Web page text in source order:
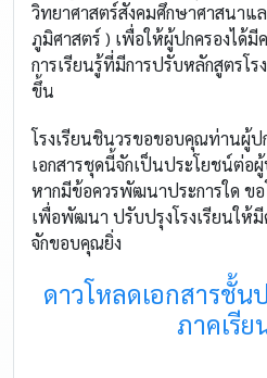
วิทยาศาสตร์สังคมศึกษาศาสนาแ
ภูมิศาสตร์ ) เพื่อให้ผู้ปกครองได้มี
การเรียนรู้ที่มีการปรับหลักสูตรโร
ขึ้น
โรงเรียนชินวรขอขอบคุณท่านผู้ป
เอกสารชุดนี้จักเป็นประโยชน์ต่อ
หากมีข้อควรพัฒนาประการใด ขอ
เพื่อพัฒนา ปรับปรุงโรงเรียนให้
จักขอบคุณยิ่ง
ดาวโหลดเอกสารชั้
ภาคเรีย